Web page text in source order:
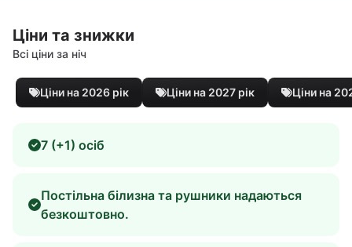
Ціни та знижки
Всі ціни за ніч
Ціни на 2026 рік Ціни на 2027 рік Ціни на
7 (+1) осіб
Постільна білизна та рушники надаються
безкоштовно.